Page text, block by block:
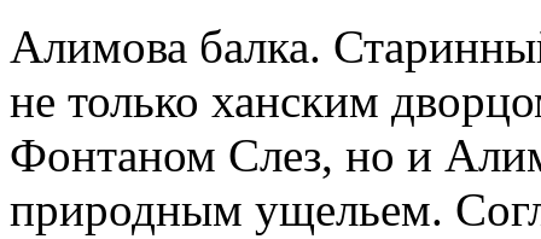
Алимова балка.
не только ханским
Фонтаном Слез, но и
природным ущельем.